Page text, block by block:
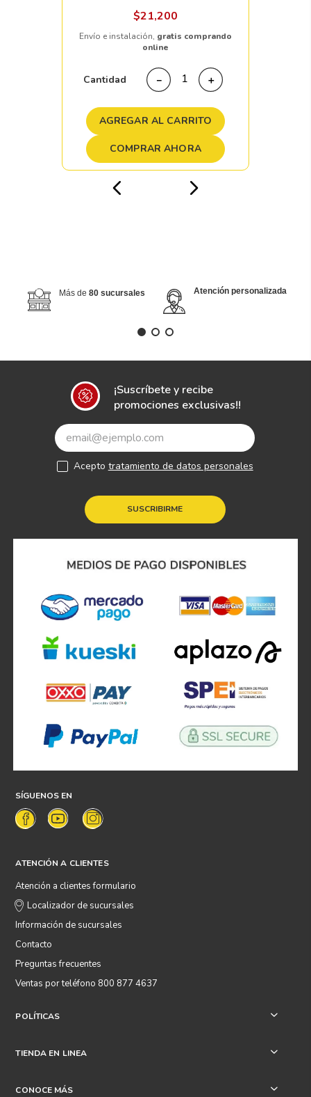
$21,200
Envío e instalación, gratis comprando
online
Cantidad ＋
－
AGREGAR AL CARRITO
COMPRAR AHORA
Más de 80 sucursales Atención personalizada
¡Suscríbete y recibe
promociones exclusivas!!
SUSCRIBIRME
Acepto tratamiento de datos personales
SÍGUENOS EN
ATENCIÓN A CLIENTES
Atención a clientes formulario
Localizador de sucursales
Información de sucursales
Contacto
Preguntas frecuentes
Ventas por teléfono 800 877 4637
POLÍTICAS +
TIENDA EN LINEA +
CONOCE MÁS +